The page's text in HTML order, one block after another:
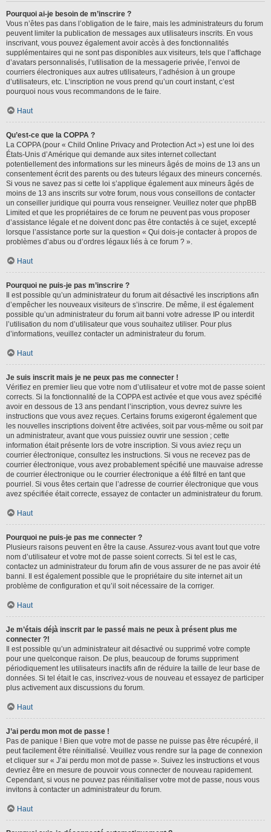
Pourquoi ai-je besoin de m’inscrire ?
Vous n’êtes pas dans l’obligation de le faire, mais les administrateurs du forum
peuvent limiter la publication de messages aux utilisateurs inscrits. En vous
inscrivant, vous pouvez également avoir accès à des fonctionnalités
supplémentaires qui ne sont pas disponibles aux visiteurs, tels que l’affichage
d’avatars personnalisés, l’utilisation de la messagerie privée, l’envoi de
courriers électroniques aux autres utilisateurs, l’adhésion à un groupe
d’utilisateurs, etc. L’inscription ne vous prend qu’un court instant, c’est
pourquoi nous vous recommandons de le faire.
Haut
Qu’est-ce que la COPPA ?
La COPPA (pour « Child Online Privacy and Protection Act ») est une loi des
États-Unis d’Amérique qui demande aux sites internet collectant
potentiellement des informations sur les mineurs âgés de moins de 13 ans un
consentement écrit des parents ou des tuteurs légaux des mineurs concernés.
Si vous ne savez pas si cette loi s’applique également aux mineurs âgés de
moins de 13 ans inscrits sur votre forum, nous vous conseillons de contacter
un conseiller juridique qui pourra vous renseigner. Veuillez noter que phpBB
Limited et que les propriétaires de ce forum ne peuvent pas vous proposer
d’assistance légale et ne doivent donc pas être contactés à ce sujet, excepté
lorsque l’assistance porte sur la question « Qui dois-je contacter à propos de
problèmes d’abus ou d’ordres légaux liés à ce forum ? ».
Haut
Pourquoi ne puis-je pas m’inscrire ?
Il est possible qu’un administrateur du forum ait désactivé les inscriptions afin
d’empêcher les nouveaux visiteurs de s’inscrire. De même, il est également
possible qu’un administrateur du forum ait banni votre adresse IP ou interdit
l’utilisation du nom d’utilisateur que vous souhaitez utiliser. Pour plus
d’informations, veuillez contacter un administrateur du forum.
Haut
Je suis inscrit mais je ne peux pas me connecter !
Vérifiez en premier lieu que votre nom d’utilisateur et votre mot de passe soient
corrects. Si la fonctionnalité de la COPPA est activée et que vous avez spécifié
avoir en dessous de 13 ans pendant l’inscription, vous devrez suivre les
instructions que vous avez reçues. Certains forums exigeront également que
les nouvelles inscriptions doivent être activées, soit par vous-même ou soit par
un administrateur, avant que vous puissiez ouvrir une session ; cette
information était présente lors de votre inscription. Si vous aviez reçu un
courrier électronique, consultez les instructions. Si vous ne recevez pas de
courrier électronique, vous avez probablement spécifié une mauvaise adresse
de courrier électronique ou le courrier électronique a été filtré en tant que
pourriel. Si vous êtes certain que l’adresse de courrier électronique que vous
avez spécifiée était correcte, essayez de contacter un administrateur du forum.
Haut
Pourquoi ne puis-je pas me connecter ?
Plusieurs raisons peuvent en être la cause. Assurez-vous avant tout que votre
nom d’utilisateur et votre mot de passe soient corrects. Si tel est le cas,
contactez un administrateur du forum afin de vous assurer de ne pas avoir été
banni. Il est également possible que le propriétaire du site internet ait un
problème de configuration et qu’il soit nécessaire de la corriger.
Haut
Je m’étais déjà inscrit par le passé mais ne peux à présent plus me
connecter ?!
Il est possible qu’un administrateur ait désactivé ou supprimé votre compte
pour une quelconque raison. De plus, beaucoup de forums suppriment
périodiquement les utilisateurs inactifs afin de réduire la taille de leur base de
données. Si tel était le cas, inscrivez-vous de nouveau et essayez de participer
plus activement aux discussions du forum.
Haut
J’ai perdu mon mot de passe !
Pas de panique ! Bien que votre mot de passe ne puisse pas être récupéré, il
peut facilement être réinitialisé. Veuillez vous rendre sur la page de connexion
et cliquer sur « J’ai perdu mon mot de passe ». Suivez les instructions et vous
devriez être en mesure de pouvoir vous connecter de nouveau rapidement.
Cependant, si vous ne pouvez pas réinitialiser votre mot de passe, nous vous
invitons à contacter un administrateur du forum.
Haut